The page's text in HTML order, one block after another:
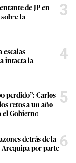
de JP en
la
3
escalas
intacta la
4
perdido”: Carlos
retos a un año
el Gobierno
5
detrás de la
Arequipa por parte6